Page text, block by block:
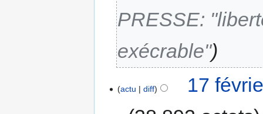
PRESSE:
exécrable"
actu diff
17